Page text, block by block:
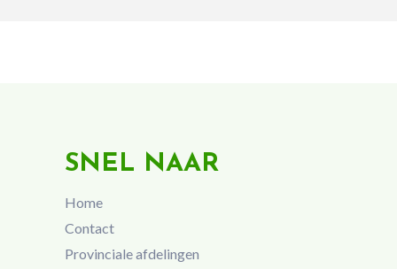
SNEL NAAR
Home
Contact
Provinciale afdelingen